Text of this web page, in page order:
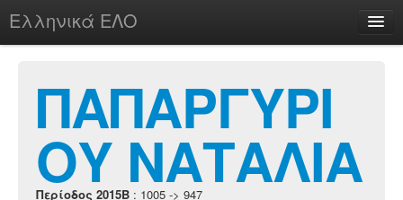
Ελληνικά ΕΛΟ
chesstu.be @ discord
Login
ΠΑΠΑΡΓΥΡΙ
ΟΥ ΝΑΤΑΛΙΑ
Περίοδος 2015B : 1005 -> 947